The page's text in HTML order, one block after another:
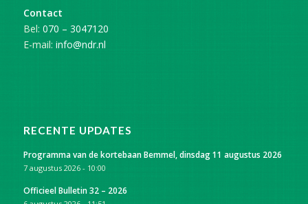
Contact
Bel: 070 – 3047120
E-mail: info@ndr.nl
RECENTE UPDATES
Programma van de kortebaan Bemmel, dinsdag 11 augustus 2026
7 augustus 2026 - 10:00
Officieel Bulletin 32 – 2026